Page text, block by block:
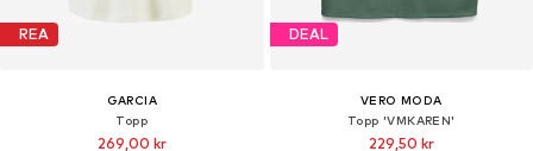
REA
GARCIA
Topp
269,00 kr
DEAL
VERO MODA
Topp 'VMKAREN'
229,50 kr